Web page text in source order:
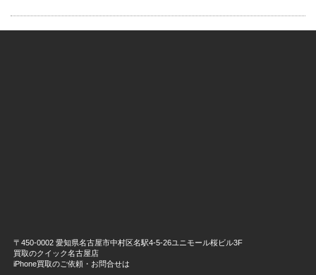
〒450-0002 愛知県名古屋市中村区名駅4-5-26ユニモール桜ビル3F
買取のクイック名古屋店
iPhone買取のご依頼・お問合せは